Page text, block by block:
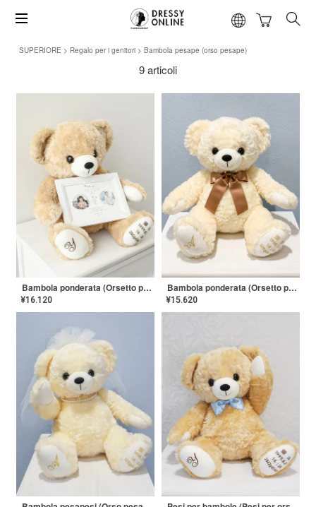
SUPERIORE Regalo per i genitori Bambola pesape (orso pesape)
9 articoli
Bambola ponderata (Orsetto ponderato) [Certificato di apprezzamento] NY-OR-01
¥16.120
Bambola ponderata (Orsetto ponderato) [Nastro] NY-GP-03
¥15.620